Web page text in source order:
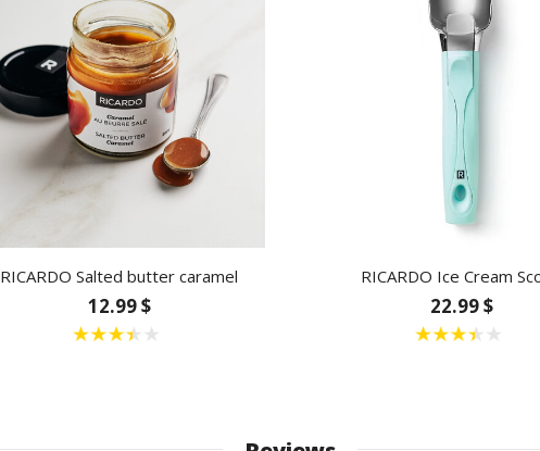
RICARDO Salted butter caramel
12.99 $
RICARDO Ice Cream
22.99 $